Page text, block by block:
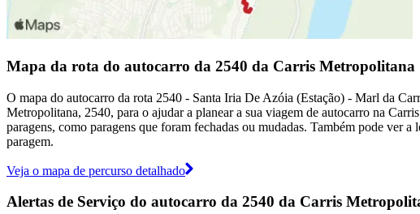
Mapa da rota do autocarro da 2540 da Carris Metropolitana
O mapa do autocarro da rota 2540 - Santa Iria De Azóia (Estação) - Marl da
Metropolitana, 2540, para o ajudar a planear a sua viagem de autocarro na
paragens, como paragens que foram fechadas ou mudadas. Também pode ver
paragem.
Veja o mapa de percurso detalhado
Alertas de Serviço do autocarro da 2540 da Carris